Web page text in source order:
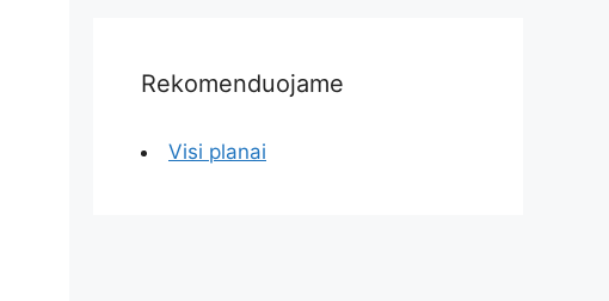
Rekomenduojame
Visi planai